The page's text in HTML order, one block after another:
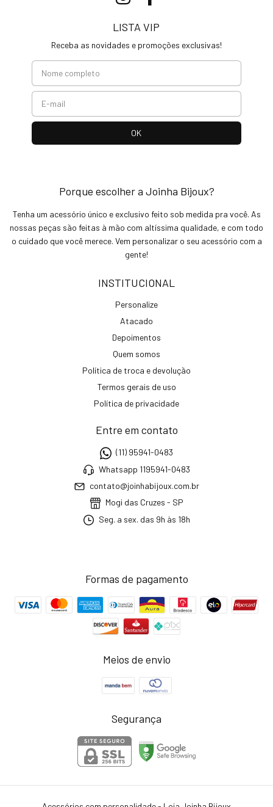
LISTA VIP
Receba as novidades e promoções exclusivas!
Porque escolher a Joinha Bijoux?
Tenha um acessório único e exclusivo feito sob medida pra você. As
nossas peças são feitas à mão com altíssima qualidade, e com todo
o cuidado que você merece. Vem personalizar o seu acessório com a
gente!
INSTITUCIONAL
Personalize
Atacado
Depoimentos
Quem somos
Política de troca e devolução
Termos gerais de uso
Política de privacidade
Entre em contato
(11) 95941-0483
Whatsapp 1195941-0483
contato@joinhabijoux.com.br
Mogi das Cruzes - SP
Seg. a sex. das 9h às 18h
Formas de pagamento
Meios de envio
Segurança